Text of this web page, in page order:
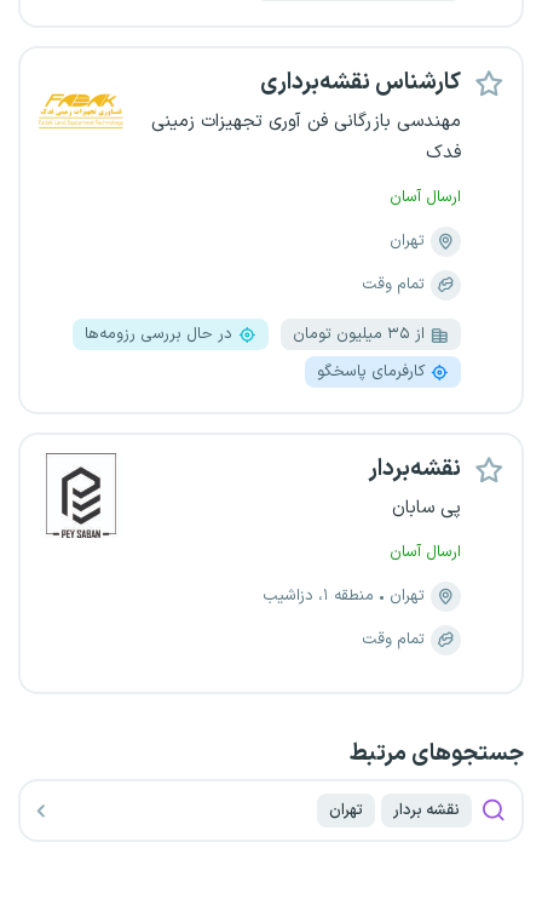
کارشناس نقشه‌برداری
مهندسی بازرگانی فن آوری تجهیزات زمینی
فدک
ارسال آسان
تهران
تمام وقت
از ۳۵ میلیون تومان
در حال بررسی رزومه‌ها
کارفرمای پاسخگو
نقشه‌بردار
پی سابان
ارسال آسان
تهران
منطقه ۱، دزاشیب
تمام وقت
جستجو‌های مرتبط
نقشه بردار تهران